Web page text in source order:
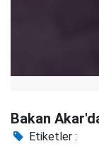
Bakan
Etiketler :